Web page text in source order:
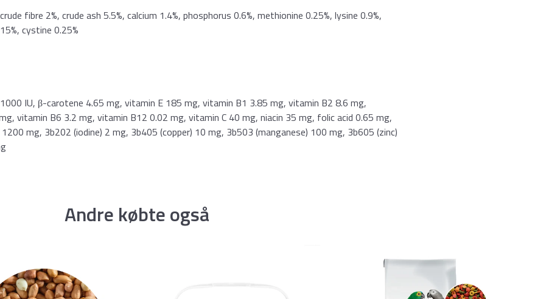
fibre 2%, crude ash 5.5%, calcium 1.4%, phosphorus 0.6%, methionine 0.25%, lysine 0.9%,
cystine 0.25%
IU, β-carotene 4.65 mg, vitamin E 185 mg, vitamin B1 3.85 mg, vitamin B2 8.6 mg,
vitamin B6 3.2 mg, vitamin B12 0.02 mg, vitamin C 40 mg, niacin 35 mg, folic acid 0.65 mg,
mg, 3b202 (iodine) 2 mg, 3b405 (copper) 10 mg, 3b503 (manganese) 100 mg, 3b605 (zinc)
Andre købte også